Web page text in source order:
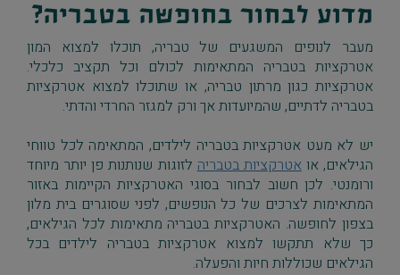
מדוע לבחור בחופשה בטבריה?
מעבר לנופים המשגעים של טבריה, תוכלו למצוא המון
אטרקציות בטבריה המתאימות לכולם וכל תקציב כלכלי.
אטרקציות כגון מרתון טבריה, או שתוכלו למצוא אטרקציות
בטבריה לדתיים, שהמיועדות אך ורק למגזר החרדי והדתי.
יש לא מעט אטרקציות בטבריה לילדים, המתאימה לכל טווחי
הגילאים, אואטרקציות בטבריהלזוגות שנותנות פן יותר מיוחד
ורומנטי. לכן חשוב לבחור בסוגי האטרקציות הקיימות באזור
המתאימות לצרכים של כל הנופשים, לפני שסוגרים בית מלון
בצפון לחופשה. האטרקציות בטבריה מתאימות לכל הגילאים,
כך שלא תתקשו למצוא אטרקציות בטבריה לילדים בכל
הגילאים שכוללות חיות והפעלה.